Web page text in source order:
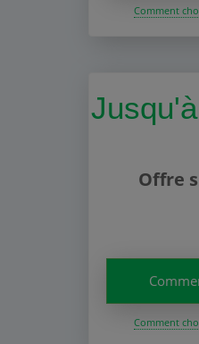
Comment
Offre
Comment